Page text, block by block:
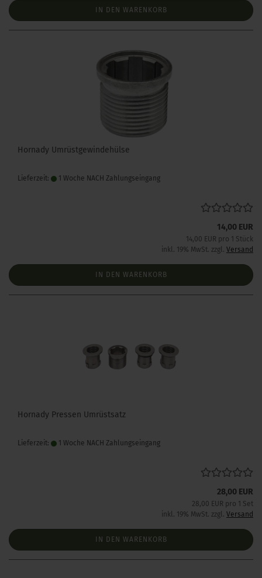
IN DEN WARENKORB
Hornady Umrüstgewindehülse
Lieferzeit: 1 Woche NACH Zahlungseingang
14,00 EUR
14,00 EUR pro 1 Stück
inkl. 19% MwSt. zzgl. Versand
IN DEN WARENKORB
Hornady Pressen Umrüstsatz
Lieferzeit: 1 Woche NACH Zahlungseingang
28,00 EUR
28,00 EUR pro 1 Set
inkl. 19% MwSt. zzgl. Versand
IN DEN WARENKORB